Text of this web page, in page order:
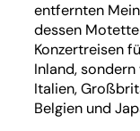
entfernten
dessen
Konzertreisen
Inland,
Italien,
Belgien und